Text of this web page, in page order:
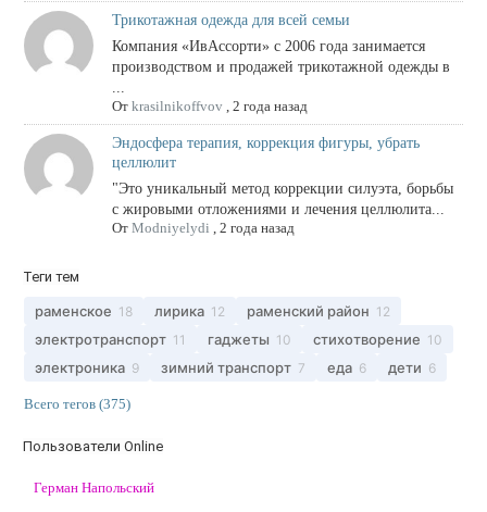
Трикотажная одежда для всей семьи
Компания «ИвАссорти» с 2006 года занимается
производством и продажей трикотажной одежды в
...
От krasilnikoffvov, 2 года назад
Эндосфера терапия, коррекция фигуры, убрать
целлюлит
"Это уникальный метод коррекции силуэта, борьбы
с жировыми отложениями и лечения целлюлита...
От Modniyelydi , 2 года назад
Теги тем
раменское 18 лирика 12 раменский район 12
электротранспорт 11 гаджеты 10 стихотворение 10
электроника 9 зимний транспорт 7 еда 6 дети 6
Всего тегов (375)
Пользователи Online
Герман Напольский